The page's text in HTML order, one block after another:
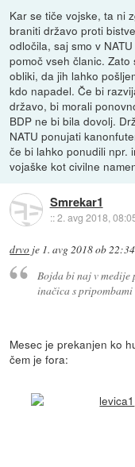
Kar se tiče vojske, ta ni
braniti državo proti
odločila, saj smo v
pomoč vseh članic.
obliki, da jih lahko
kdo napadel. Če bi
državo, bi morali
BDP ne bi bila dovolj.
NATU ponujati
če bi lahko ponudili npr.
vojaške kot civilne
Smrekar1
::2. avg 2018,
drvo je 1. avg 2018 ob 22:34
Bojda bi naj v
inačica s pripombami
Mesec je prekanjen ko
čem je fora: